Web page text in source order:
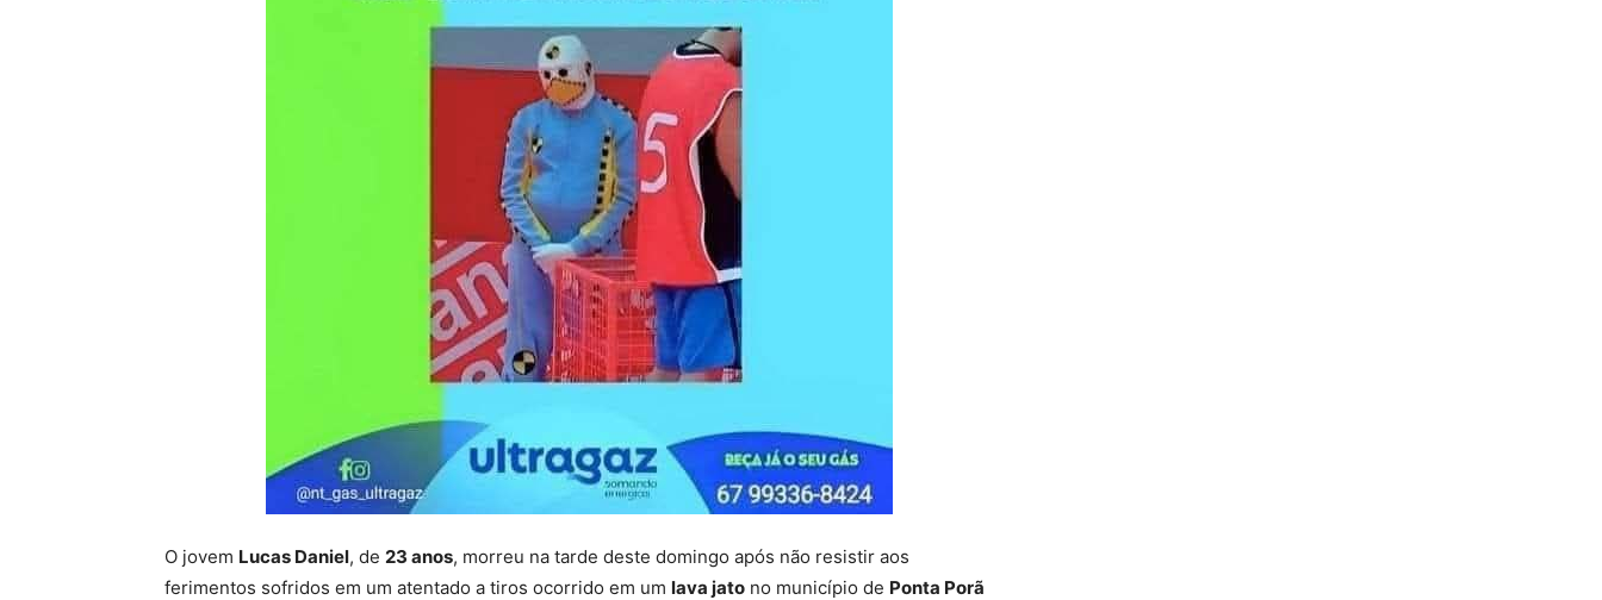
O jovem Lucas Daniel, de 23 anos, morreu na tarde deste domingo após não resistir aos
ferimentos sofridos em um atentado a tiros ocorrido em um lava jato no município de Ponta Porã